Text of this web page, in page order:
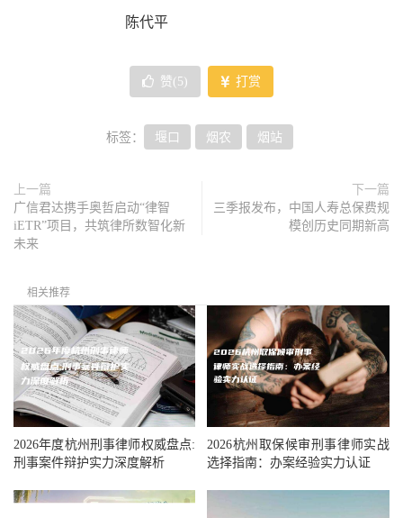
陈代平
赞( 5 ) 打赏
标签： 堰口 烟农 烟站
上一篇
广信君达携手奥哲启动“律智
iETR”项目，共筑律所数智化新
未来
下一篇
三季报发布，中国人寿总保费规
模创历史同期新高
相关推荐
2026年度杭州刑事律师权威盘点:
刑事案件辩护实力深度解析
2026杭州取保候审刑事律师实战
选择指南：办案经验实力认证